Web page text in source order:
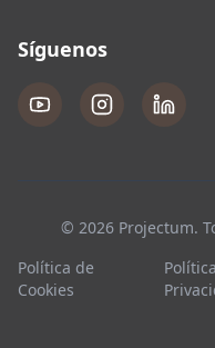
Síguenos
© 2026 Projectum.
Política de
Cookies